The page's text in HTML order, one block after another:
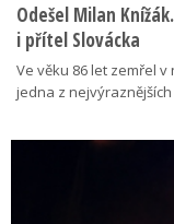
Odešel Milan
i přítel Slovácka
Ve věku 86 let zemřel
jedna z